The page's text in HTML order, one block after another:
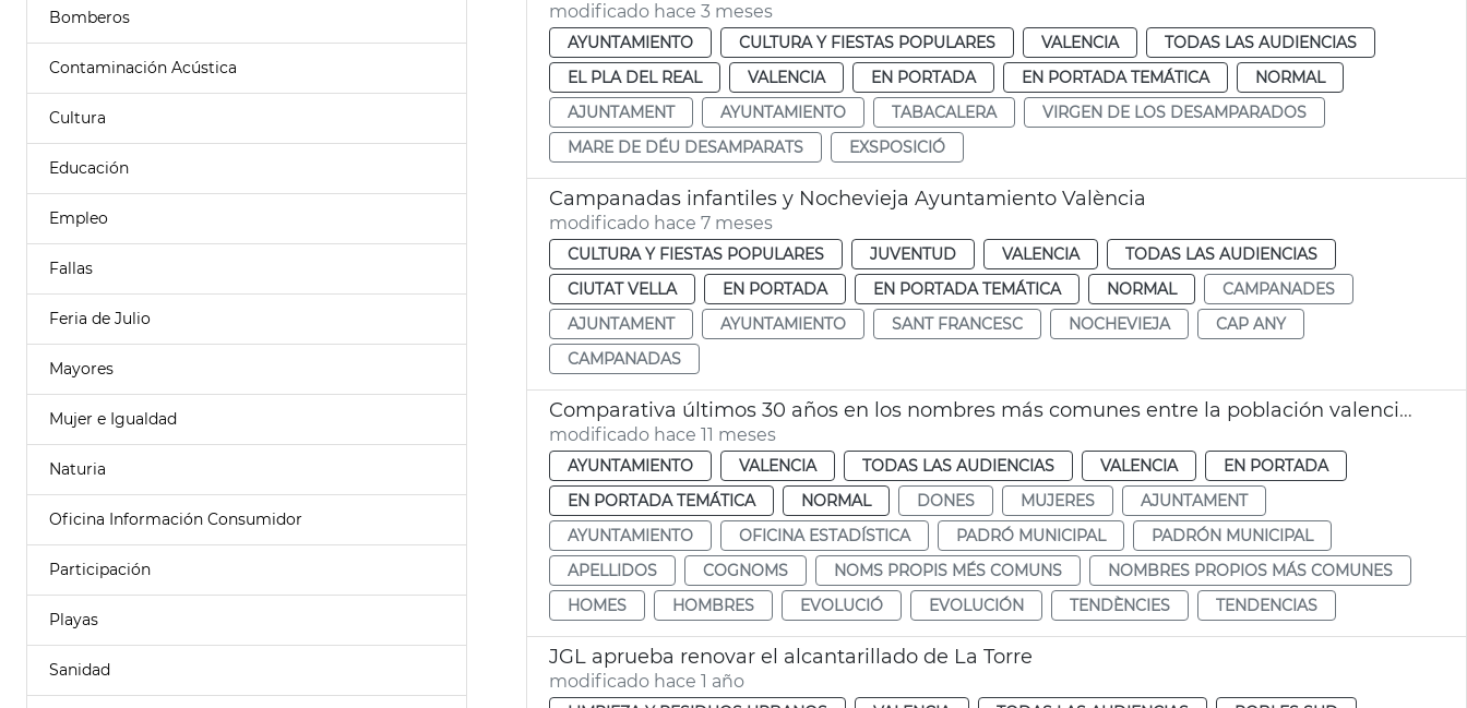
Bomberos
Contaminación Acústica
Cultura
Educación
Empleo
Fallas
Feria de Julio
Mayores
Mujer e Igualdad
Naturia
Oficina Información Consumidor
Participación
Playas
Sanidad
modificado hace 3 meses
AYUNTAMIENTO CULTURA Y FIESTAS POPULARES VALENCIA
TODAS LAS AUDIENCIAS
EL PLA DEL REAL
VALENCIA EN PORTADA EN PORTADA TEMÁTICA
NORMAL
AJUNTAMENT
AYUNTAMIENTO TABACALERA
VIRGEN DE LOS DESAMPARADOS
MARE DE DÉU DESAMPARATS
EXSPOSICIÓ
Campanadas infantiles y Nochevieja Ayuntamiento València
modificado hace 7 meses
CULTURA Y FIESTAS POPULARES JUVENTUD VALENCIA
TODAS LAS AUDIENCIAS
CIUTAT VELLA
EN PORTADA EN PORTADA TEMÁTICA NORMAL
CAMPANADES
AJUNTAMENT
AYUNTAMIENTO SANT FRANCESC NOCHEVIEJA
CAP ANY
CAMPANADAS
Comparativa últimos 30 años en los nombres más comunes entre la población valenciana
modificado hace 11 meses
AYUNTAMIENTO VALENCIA TODAS LAS AUDIENCIAS VALENCIA
EN PORTADA
EN PORTADA TEMÁTICA
NORMAL DONES MUJERES
AJUNTAMENT
AYUNTAMIENTO
OFICINA ESTADÍSTICA PADRÓ MUNICIPAL
PADRÓN MUNICIPAL
APELLIDOS
COGNOMS NOMS PROPIS MÉS COMUNS
NOMBRES PROPIOS MÁS COMUNES
HOMES
HOMBRES EVOLUCIÓ EVOLUCIÓN TENDÈNCIES TENDENCIAS
JGL aprueba renovar el alcantarillado de La Torre
modificado hace 1 año